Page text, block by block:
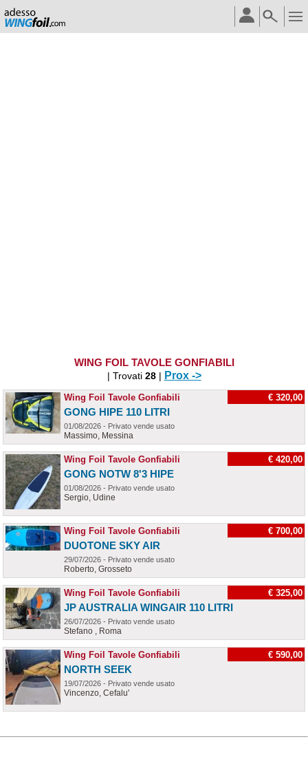
WING FOIL TAVOLE GONFIABILI
| Trovati 28| Prox ->
Wing Foil Tavole Gonfiabili € 320,00
GONG HIPE 110 LITRI
01/08/2026 - Privato vende usato
Massimo, Messina
Wing Foil Tavole Gonfiabili € 420,00
GONG NOTW 8'3 HIPE
01/08/2026 - Privato vende usato
Sergio, Udine
Wing Foil Tavole Gonfiabili € 700,00
DUOTONE SKY AIR
29/07/2026 - Privato vende usato
Roberto, Grosseto
Wing Foil Tavole Gonfiabili € 325,00
JP AUSTRALIA WINGAIR 110 LITRI
26/07/2026 - Privato vende usato
Stefano , Roma
Wing Foil Tavole Gonfiabili € 590,00
NORTH SEEK
19/07/2026 - Privato vende usato
Vincenzo, Cefalu'